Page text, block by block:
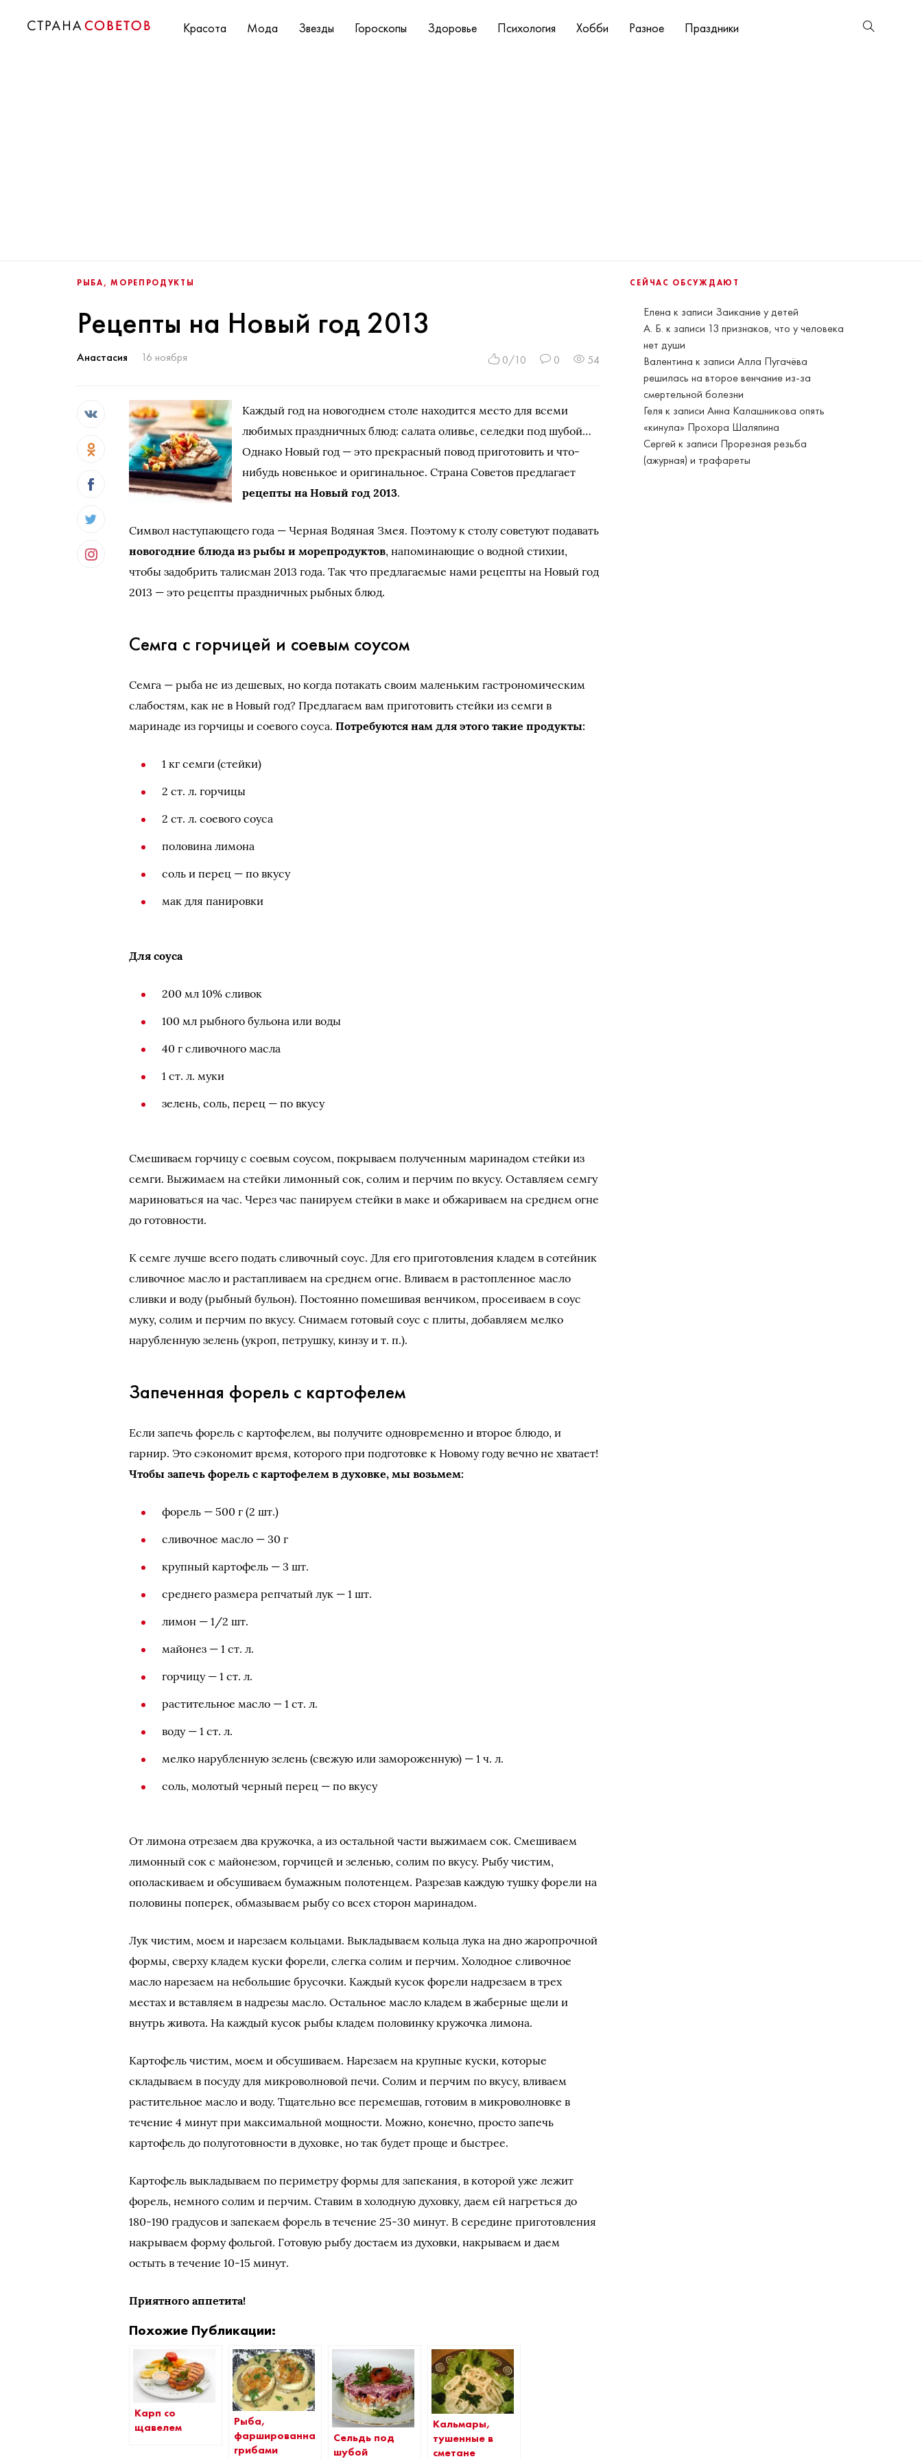
Красота Мода Звезды Гороскопы Здоровье Психология Хобби Разное Праздники
СЕЙЧАС ОБСУЖДАЮТ
Елена к записи Заикание у детей
А. Б. к записи 13 признаков, что у человека
нет души
Валентина к записиАлла Пугачёва
решилась на второе венчание из-за
смертельной болезни
Геля к записиАнна Калашникова опять
«кинула» Прохора Шаляпина
Сергей к записи Прорезная резьба
(ажурная) и трафареты
РЫБА, МОРЕПРОДУКТЫ
Рецепты на Новый год 2013
Анастасия 16 ноября 0/10 0 54
Каждый год на новогоднем столе находится место для всеми
любимых праздничных блюд: салата оливье, селедки под шубой…
Однако Новый год — это прекрасный повод приготовить и что-
нибудь новенькое и оригинальное. Страна Советов предлагает
рецепты на Новый год 2013.
Символ наступающего года — Черная Водяная Змея. Поэтому к столу советуют подавать
новогодние блюда из рыбы и морепродуктов, напоминающие о водной стихии,
чтобы задобрить талисман 2013 года. Так что предлагаемые нами рецепты на Новый год
2013 — это рецепты праздничных рыбных блюд.
Семга с горчицей и соевым соусом
Семга — рыба не из дешевых, но когда потакать своим маленьким гастрономическим
слабостям, как не в Новый год? Предлагаем вам приготовить стейки из семги в
маринаде из горчицы и соевого соуса.Потребуются нам для этого такие продукты:
1 кг семги (стейки)
2 ст. л. горчицы
2 ст. л. соевого соуса
половина лимона
соль и перец — по вкусу
мак для панировки
Для соуса
200 мл 10% сливок
100 мл рыбного бульона или воды
40 г сливочного масла
1 ст. л. муки
зелень, соль, перец — по вкусу
Смешиваем горчицу с соевым соусом, покрываем полученным маринадом стейки из
семги. Выжимаем на стейки лимонный сок, солим и перчим по вкусу. Оставляем семгу
мариноваться на час. Через час панируем стейки в маке и обжариваем на среднем огне
до готовности.
К семге лучше всего подать сливочный соус. Для его приготовления кладем в сотейник
сливочное масло и растапливаем на среднем огне. Вливаем в растопленное масло
сливки и воду (рыбный бульон). Постоянно помешивая венчиком, просеиваем в соус
муку, солим и перчим по вкусу. Снимаем готовый соус с плиты, добавляем мелко
нарубленную зелень (укроп, петрушку, кинзу и т. п.).
Запеченная форель с картофелем
Если запечь форель с картофелем, вы получите одновременно и второе блюдо, и
гарнир. Это сэкономит время, которого при подготовке к Новому году вечно не хватает!
Чтобы запечь форель с картофелем в духовке, мы возьмем:
форель — 500 г (2 шт.)
сливочное масло — 30 г
крупный картофель — 3 шт.
среднего размера репчатый лук — 1 шт.
лимон — 1/2 шт.
майонез — 1 ст. л.
горчицу — 1 ст. л.
растительное масло — 1 ст. л.
воду — 1 ст. л.
мелко нарубленную зелень (свежую или замороженную) — 1 ч. л.
соль, молотый черный перец — по вкусу
От лимона отрезаем два кружочка, а из остальной части выжимаем сок. Смешиваем
лимонный сок с майонезом, горчицей и зеленью, солим по вкусу. Рыбу чистим,
ополаскиваем и обсушиваем бумажным полотенцем. Разрезав каждую тушку форели на
половины поперек, обмазываем рыбу со всех сторон маринадом.
Лук чистим, моем и нарезаем кольцами. Выкладываем кольца лука на дно жаропрочной
формы, сверху кладем куски форели, слегка солим и перчим. Холодное сливочное
масло нарезаем на небольшие брусочки. Каждый кусок форели надрезаем в трех
местах и вставляем в надрезы масло. Остальное масло кладем в жаберные щели и
внутрь живота. На каждый кусок рыбы кладем половинку кружочка лимона.
Картофель чистим, моем и обсушиваем. Нарезаем на крупные куски, которые
складываем в посуду для микроволновой печи. Солим и перчим по вкусу, вливаем
растительное масло и воду. Тщательно все перемешав, готовим в микроволновке в
течение 4 минут при максимальной мощности. Можно, конечно, просто запечь
картофель до полуготовности в духовке, но так будет проще и быстрее.
Картофель выкладываем по периметру формы для запекания, в которой уже лежит
форель, немного солим и перчим. Ставим в холодную духовку, даем ей нагреться до
180-190 градусов и запекаем форель в течение 25-30 минут. В середине приготовления
накрываем форму фольгой. Готовую рыбу достаем из духовки, накрываем и даем
остыть в течение 10-15 минут.
Приятного аппетита!
Похожие Публикации:
Карп со
щавелем
Рыба,
фаршированная
грибами
Сельдь под
шубой
Кальмары,
тушенные в
сметане